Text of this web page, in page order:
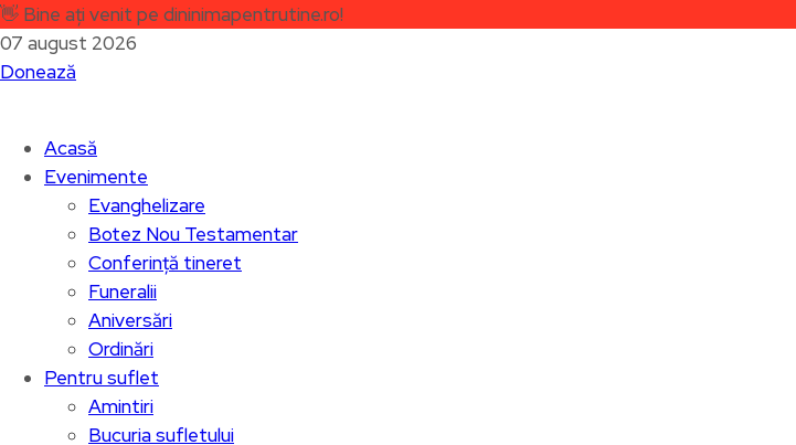
👋 Bine ați venit pe dininimapentrutine.ro!
07 august 2026
Donează
Acasă
Evenimente
Evanghelizare
Botez Nou Testamentar
Conferință tineret
Funeralii
Aniversări
Ordinări
Pentru suflet
Amintiri
Bucuria sufletului